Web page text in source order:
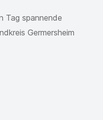
Tag spannende
Germersheim